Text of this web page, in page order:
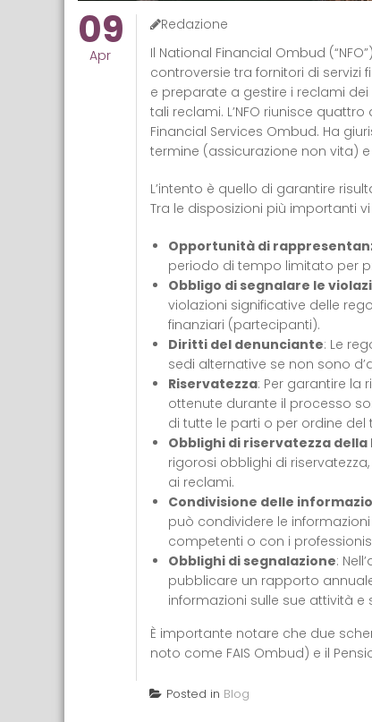
09
Apr
Redazione
Il National Financial Ombud
controversie tra fornitori di servizi
e preparate a gestire i reclami dei
tali reclami. L’NFO riunisce
Financial Services Ombud. Ha
termine (assicurazione non vita)
L’intento è quello di garantire
Tra le disposizioni più importanti
Opportunità di
periodo di tempo limitato per
Obbligo di segnalare le
violazioni significative delle
finanziari (partecipanti).
Diritti del denunciante: Le
sedi alternative se non sono
Riservatezza: Per garantire la
ottenute durante il processo
di tutte le parti o per ordine del
Obblighi di riservatezza della
rigorosi obblighi di
ai reclami.
Condivisione delle
può condividere le
competenti o con i
Obblighi di segnalazione:
pubblicare un rapporto
informazioni sulle sue attività e
È importante notare che due
noto come FAIS Ombud) e il
Posted in Blog